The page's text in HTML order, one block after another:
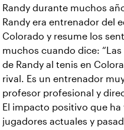
Randy durante muchos
Randy era entrenador del
Colorado y resume los
muchos cuando dice:
de Randy al tenis en
rival. Es un entrenador
profesor profesional y
El impacto positivo que
jugadores actuales y